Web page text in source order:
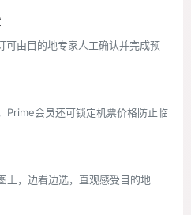
可由目的地专家人工确认并完成预
Prime会员还可锁定机票价格防止临
上，边看边选，直观感受目的地